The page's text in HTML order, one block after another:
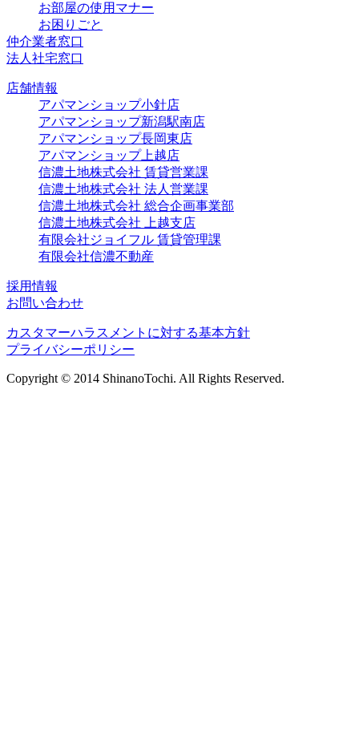
お部屋の使用マナー
お困りごと
仲介業者窓口
法人社宅窓口
店舗情報
アパマンショップ小針店
アパマンショップ新潟駅南店
アパマンショップ長岡東店
アパマンショップ上越店
信濃土地株式会社 賃貸営業課
信濃土地株式会社 法人営業課
信濃土地株式会社 総合企画事業部
信濃土地株式会社 上越支店
有限会社ジョイフル 賃貸管理課
有限会社信濃不動産
採用情報
お問い合わせ
カスタマーハラスメントに対する基本方針
プライバシーポリシー
Copyright © 2014 ShinanoTochi. All Rights Reserved.